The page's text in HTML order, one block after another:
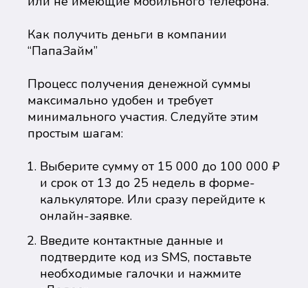
Как получить деньги в компании
“ПапаЗайм”
Процесс получения денежной суммы
максимально удобен и требует
минимального участия. Следуйте этим
простым шагам:
Выберите сумму от 15 000 до 100 000 ₽
и срок от 13 до 25 недель в форме-
калькуляторе. Или сразу перейдите к
онлайн-заявке.
Введите контактные данные и
подтвердите код из SMS, поставьте
необходимые галочки и нажмите